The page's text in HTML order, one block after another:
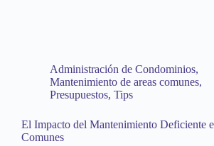
Administración de Condominios,
Mantenimiento de areas comunes,
Presupuestos, Tips
El Impacto del Mantenimiento Deficiente
Comunes